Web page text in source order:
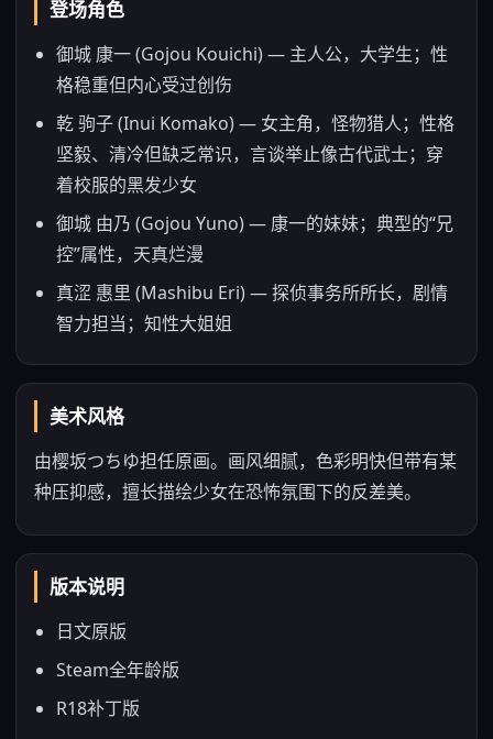
登场角色
御城 康一 (Gojou Kouichi) — 主人公，大学生；性
格稳重但内心受过创伤
乾 驹子 (Inui Komako) — 女主角，怪物猎人；性格
坚毅、清冷但缺乏常识，言谈举止像古代武士；穿
着校服的黑发少女
御城 由乃 (Gojou Yuno) — 康一的妹妹；典型的“兄
控”属性，天真烂漫
真涩 惠里 (Mashibu Eri) — 探侦事务所所长，剧情
智力担当；知性大姐姐
美术风格
由樱坂つちゆ担任原画。画风细腻，色彩明快但带有某
种压抑感，擅长描绘少女在恐怖氛围下的反差美。
版本说明
日文原版
Steam全年龄版
R18补丁版